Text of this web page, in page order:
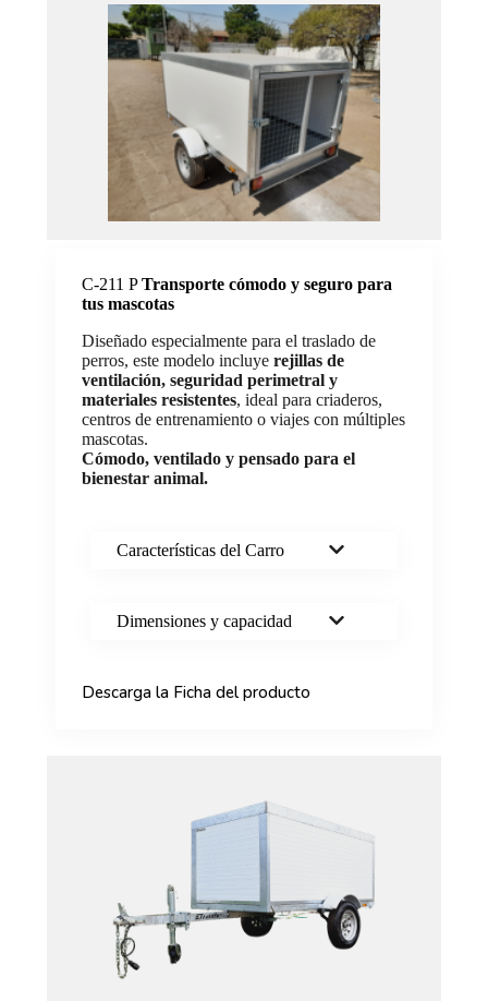
C-211 PTransporte cómodo y seguro para
tus mascotas
Diseñado especialmente para el traslado de
perros, este modelo incluye rejillas de
ventilación, seguridad perimetral y
materiales resistentes, ideal para criaderos,
centros de entrenamiento o viajes con múltiples
mascotas.
Cómodo, ventilado y pensado para el
bienestar animal.
Características del Carro
Dimensiones y capacidad
Descarga la Ficha del producto